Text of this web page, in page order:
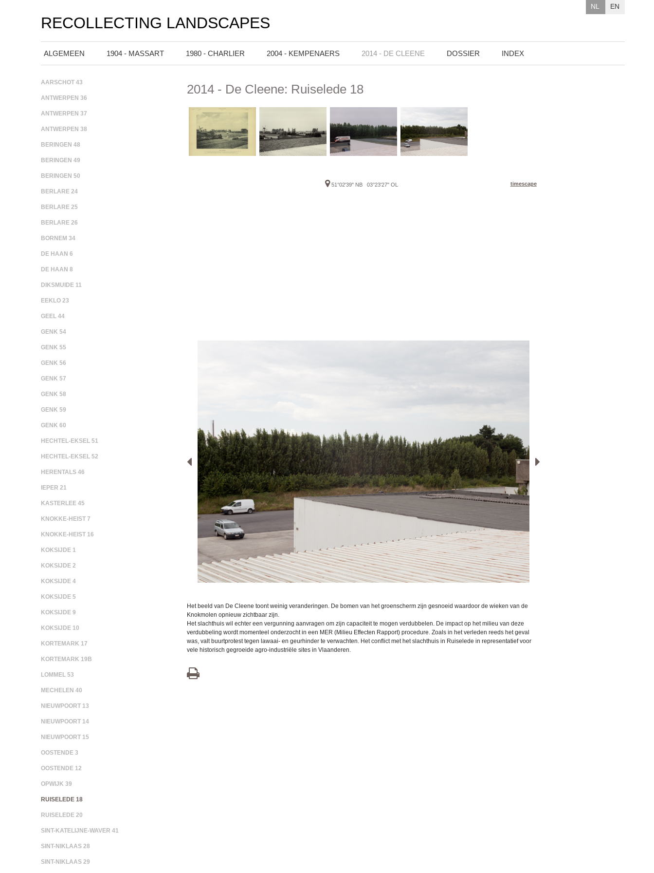
EN
NL
RECOLLECTING LANDSCAPES
ALGEMEEN 1904 - MASSART 1980 - CHARLIER 2004 - KEMPENAERS 2014 - DE CLEENE DOSSIER INDEX
AARSCHOT 43
ANTWERPEN 36
ANTWERPEN 37
ANTWERPEN 38
BERINGEN 48
BERINGEN 49
BERINGEN 50
BERLARE 24
BERLARE 25
BERLARE 26
BORNEM 34
DE HAAN 6
DE HAAN 8
DIKSMUIDE 11
EEKLO 23
GEEL 44
GENK 54
GENK 55
GENK 56
GENK 57
GENK 58
GENK 59
GENK 60
HECHTEL-EKSEL 51
HECHTEL-EKSEL 52
HERENTALS 46
IEPER 21
KASTERLEE 45
KNOKKE-HEIST 7
KNOKKE-HEIST 16
KOKSIJDE 1
KOKSIJDE 2
KOKSIJDE 4
KOKSIJDE 5
KOKSIJDE 9
KOKSIJDE 10
KORTEMARK 17
KORTEMARK 19B
LOMMEL 53
MECHELEN 40
NIEUWPOORT 13
NIEUWPOORT 14
NIEUWPOORT 15
OOSTENDE 3
OOSTENDE 12
OPWIJK 39
RUISELEDE 18
RUISELEDE 20
SINT-KATELIJNE-WAVER 41
SINT-NIKLAAS 28
SINT-NIKLAAS 29
2014 - De Cleene: Ruiselede 18
51°02'39" NB 03°23'27" OL timescape
Het beeld van De Cleene toont weinig veranderingen. De bomen van het groenscherm zijn gesnoeid waardoor de wieken van de
Knokmolen opnieuw zichtbaar zijn.
Het slachthuis wil echter een vergunning aanvragen om zijn capaciteit te mogen verdubbelen. De impact op het milieu van deze
verdubbeling wordt momenteel onderzocht in een MER (Milieu Effecten Rapport) procedure. Zoals in het verleden reeds het geval
was, valt buurtprotest tegen lawaai- en geurhinder te verwachten. Het conflict met het slachthuis in Ruiselede in representatief voor
vele historisch gegroeide agro-industriële sites in Vlaanderen.